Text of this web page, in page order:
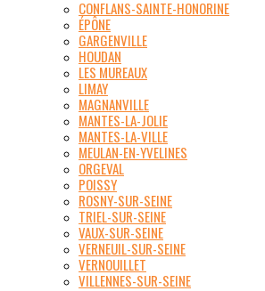
CONFLANS-SAINTE-HONORINE
ÉPÔNE
GARGENVILLE
HOUDAN
LES MUREAUX
LIMAY
MAGNANVILLE
MANTES-LA-JOLIE
MANTES-LA-VILLE
MEULAN-EN-YVELINES
ORGEVAL
POISSY
ROSNY-SUR-SEINE
TRIEL-SUR-SEINE
VAUX-SUR-SEINE
VERNEUIL-SUR-SEINE
VERNOUILLET
VILLENNES-SUR-SEINE